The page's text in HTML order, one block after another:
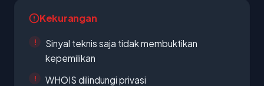
Kekurangan
Sinyal teknis saja tidak membuktikan
kepemilikan
WHOIS dilindungi privasi